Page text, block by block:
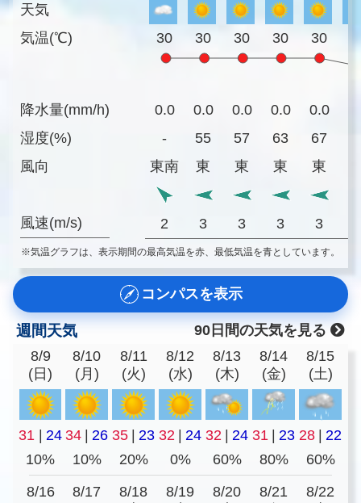
天気
気温(℃)
降水量(mm/h)
湿度(%)
風向
風速(m/s)
30 30 30 30 30
0.0 0.0 0.0 0.0 0.0
-
55 57 63 67
東南
東 東 東 東
2 3 3 3 3
※気温グラフは、表示期間の最高気温を赤、最低気温を青としています。
コンパスを表示
週間天気
90日間の天気を見る
8/9
(日)
8/10
(月)
8/11
(火)
8/12
(水)
8/13
(木)
8/14
(金)
8/15
(土)
31 | 24 34 | 26 35 | 23 32 | 24 32 | 24 31 | 23 28 | 22
10%
10% 20% 0% 60% 80% 60%
8/16
8/17
8/18
8/19
8/20
8/21
8/22